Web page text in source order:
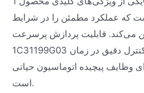
که عملکرد مطمئن را در شرایط
می‌کند. قابلیت پردازش پرسرعت
1C31199G03 امکان جمع‌آوری داده‌ها و کنترل دقیق در زمان
وظایف پیچیده اتوماسیون حیاتی
است.